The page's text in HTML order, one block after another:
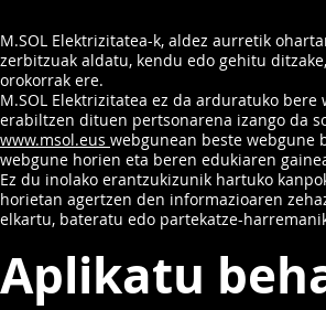
M.SOL Elektrizitatea-k, aldez aurretik
zerbitzuak aldatu, kendu edo gehitu
orokorrak ere.
M.SOL Elektrizitatea ez da arduratuko
erabiltzen dituen pertsonarena izango da
www.msol.eus webgunean beste webgune
webgune horien eta beren edukiaren
Ez du inolako erantzukizunik hartuko
horietan agertzen den informazioaren
elkartu, bateratu edo partekatze-
Aplikatu